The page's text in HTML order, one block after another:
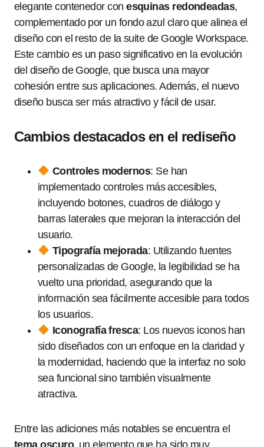
elegante contenedor conesquinas redondeadas,
complementado por un fondo azul claro que alinea el
diseño con el resto de la suite de Google Workspace.
Este cambio es un paso significativo en la evolución
del diseño de Google, que busca una mayor
cohesión entre sus aplicaciones. Además, el nuevo
diseño busca ser más atractivo y fácil de usar.
Cambios destacados en el rediseño
Controles modernos: Se han
implementado controles más accesibles,
incluyendo botones, cuadros de diálogo y
barras laterales que mejoran la interacción del
usuario.
Tipografía mejorada: Utilizando fuentes
personalizadas de Google, la legibilidad se ha
vuelto una prioridad, asegurando que la
información sea fácilmente accesible para todos
los usuarios.
Iconografía fresca: Los nuevos iconos han
sido diseñados con un enfoque en la claridad y
la modernidad, haciendo que la interfaz no solo
sea funcional sino también visualmente
atractiva.
Entre las adiciones más notables se encuentra el
tema oscuro, un elemento que ha sido muy